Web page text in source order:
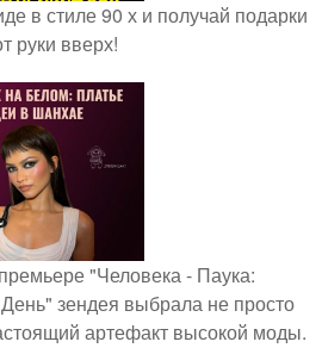
в стиле 90 х и получай подарки
руки вверх!
"Человека - Паука:
зендея выбрала не просто
артефакт высокой моды.